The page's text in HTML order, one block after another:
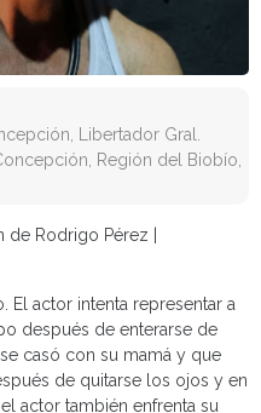
Libertador Gral.
Región del Biobío,
de Rodrigo Pérez |
El actor intenta representar a
después de enterarse de
casó con su mamá y que
de quitarse los ojos y en
actor también enfrenta su